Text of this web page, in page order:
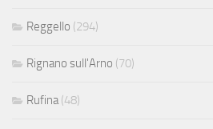
Reggello (294)
Rignano sull'Arno (70)
Rufina(48)